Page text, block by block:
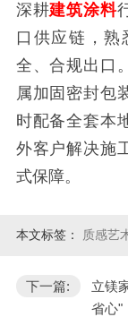
深耕建筑涂料
口供应链，熟
全、合规出口
属加固密封包
时配备全套本
外客户解决施
式保障。
本文标签： 质感艺
下一篇:
立镁
省心"